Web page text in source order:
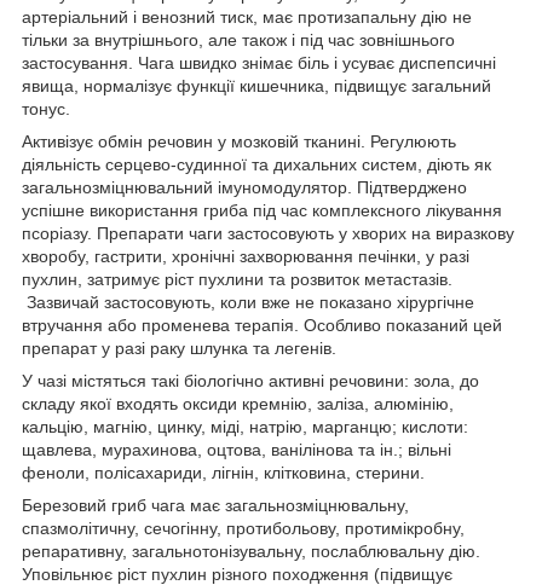
артеріальний і венозний тиск, має протизапальну дію не
тільки за внутрішнього, але також і під час зовнішнього
застосування. Чага швидко знімає біль і усуває диспепсичні
явища, нормалізує функції кишечника, підвищує загальний
тонус.
Активізує обмін речовин у мозковій тканині. Регулюють
діяльність серцево-судинної та дихальних систем, діють як
загальнозміцнювальний імуномодулятор. Підтверджено
успішне використання гриба під час комплексного лікування
псоріазу. Препарати чаги застосовують у хворих на виразкову
хворобу, гастрити, хронічні захворювання печінки, у разі
пухлин, затримує ріст пухлини та розвиток метастазів.
Зазвичай застосовують, коли вже не показано хірургічне
втручання або променева терапія. Особливо показаний цей
препарат у разі раку шлунка та легенів.
У чазі містяться такі біологічно активні речовини: зола, до
складу якої входять оксиди кремнію, заліза, алюмінію,
кальцію, магнію, цинку, міді, натрію, марганцю; кислоти:
щавлева, мурахинова, оцтова, ванілінова та ін.; вільні
феноли, полісахариди, лігнін, клітковина, стерини.
Березовий гриб чага має загальнозміцнювальну,
спазмолітичну, сечогінну, протибольову, протимікробну,
репаративну, загальнотонізувальну, послаблювальну дію.
Уповільнює ріст пухлин різного походження (підвищує